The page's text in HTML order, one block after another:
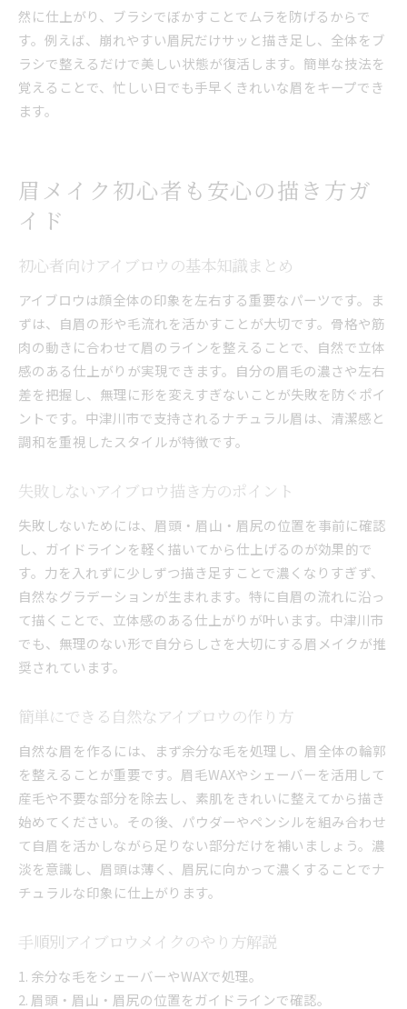
然に仕上がり、ブラシでぼかすことでムラを防げるからで
す。例えば、崩れやすい眉尻だけサッと描き足し、全体をブ
ラシで整えるだけで美しい状態が復活します。簡単な技法を
覚えることで、忙しい日でも手早くきれいな眉をキープでき
ます。
眉メイク初心者も安心の描き方ガ
イド
初心者向けアイブロウの基本知識まとめ
アイブロウは顔全体の印象を左右する重要なパーツです。ま
ずは、自眉の形や毛流れを活かすことが大切です。骨格や筋
肉の動きに合わせて眉のラインを整えることで、自然で立体
感のある仕上がりが実現できます。自分の眉毛の濃さや左右
差を把握し、無理に形を変えすぎないことが失敗を防ぐポイ
ントです。中津川市で支持されるナチュラル眉は、清潔感と
調和を重視したスタイルが特徴です。
失敗しないアイブロウ描き方のポイント
失敗しないためには、眉頭・眉山・眉尻の位置を事前に確認
し、ガイドラインを軽く描いてから仕上げるのが効果的で
す。力を入れずに少しずつ描き足すことで濃くなりすぎず、
自然なグラデーションが生まれます。特に自眉の流れに沿っ
て描くことで、立体感のある仕上がりが叶います。中津川市
でも、無理のない形で自分らしさを大切にする眉メイクが推
奨されています。
簡単にできる自然なアイブロウの作り方
自然な眉を作るには、まず余分な毛を処理し、眉全体の輪郭
を整えることが重要です。眉毛WAXやシェーバーを活用して
産毛や不要な部分を除去し、素肌をきれいに整えてから描き
始めてください。その後、パウダーやペンシルを組み合わせ
て自眉を活かしながら足りない部分だけを補いましょう。濃
淡を意識し、眉頭は薄く、眉尻に向かって濃くすることでナ
チュラルな印象に仕上がります。
手順別アイブロウメイクのやり方解説
1. 余分な毛をシェーバーやWAXで処理。
2. 眉頭・眉山・眉尻の位置をガイドラインで確認。